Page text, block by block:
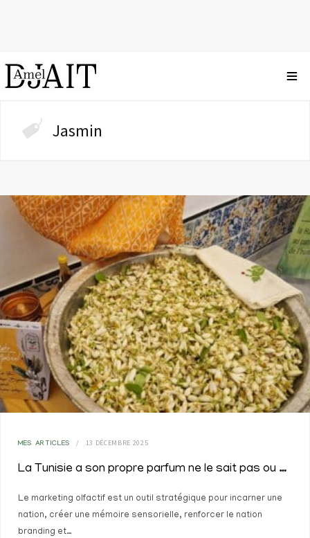
Jasmin
MES ARTICLES 13 DÉCEMBRE 2025
La Tunisie a son propre parfum ne le sait pas ou ne le fait pas savoir?
Le marketing olfactif est un outil stratégique pour incarner une
nation, créer une mémoire sensorielle, renforcer le nation
branding et…